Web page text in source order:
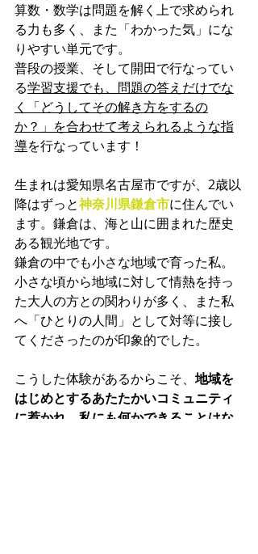
算数・数学は問題を解く上で求められ
る力も多く、また「わかった気」にな
りやすい単元です。
普段の授業、そして開田で行なってい
る学習支援でも、問題の答えだけでな
く「どうしてその解き方をするの
か？」を合わせて考えられるような指
導を行なっています！
生まれは愛知県名古屋市ですが、2歳以
降はずっと神奈川県鎌倉市に住んでい
ます。鎌倉は、海と山に囲まれた歴史
ある観光地です。
鎌倉の中でも小さな地域で育った私。
小さな頃から地域に対して情熱を持っ
た大人の方との関わりが多く、また私
へ「ひとりの人間」として対等に接し
てくださったのが印象的でした。
こうした体験があるからこそ、 地域を
はじめとするあたたかいコミュニティ
に惹かれ、私にも何かできることはな